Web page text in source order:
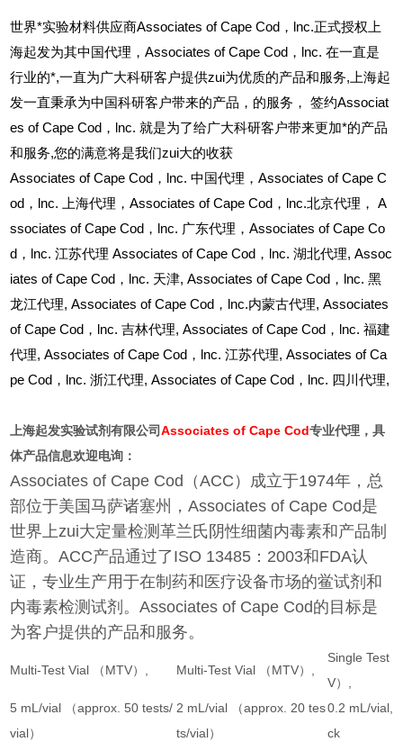
世界*实验材料供应商Associates of Cape Cod，lnc.正式授权上
海起发为其中国代理，Associates of Cape Cod，lnc. 在一直是
行业的*,一直为广大科研客户提供zui为优质的产品和服务,上海起
发一直秉承为中国科研客户带来的产品，的服务，
签约Associat
es of Cape Cod，lnc. 就是为了给广大科研客户带来更加*的产品
和服务,您的满意将是我们zui大的收获
Associates of Cape Cod ，lnc. 中国代理，Associates of Cape C
od，lnc. 上海代理，Associates of Cape Cod，lnc.北京代理， A
ssociates of Cape Cod，lnc. 广东代理，Associates of Cape Co
d，lnc. 江苏代理 Associates of Cape Cod，lnc. 湖北代理, Assoc
iates of Cape Cod ，lnc. 天津, Associates of Cape Cod ，lnc. 黑
龙江代理, Associates of Cape Cod ，lnc.内蒙古代理, Associates
of Cape Cod ，lnc. 吉林代理, Associates of Cape Cod ，lnc. 福建
代理, Associates of Cape Cod ，lnc. 江苏代理, Associates of Ca
pe Cod ，lnc. 浙江代理, Associates of Cape Cod ，lnc. 四川代理,
上海起发实验试剂有限公司Associates of Cape Cod专业代理，具
体产品信息欢迎电询：
Associates of Cape Cod（ACC）成立于1974年，总
部位于美国马萨诸塞州，Associates of Cape Cod是
世界上zui大定量检测革兰氏阴性细菌内毒素和产品制
造商。ACC产品通过了ISO 13485：2003和FDA认
证，专业生产用于在制药和医疗设备市场的鲎试剂和
内毒素检测试剂。Associates of Cape Cod的目标是
为客户提供的产品和服务。
Multi-Test Vial （MTV）, Multi-Test Vial （MTV）,
Single Test
V）,
5 mL/vial （approx. 50 tests/
vial）
2 mL/vial （approx. 20 tes
ts/vial）
0.2 mL/
ck